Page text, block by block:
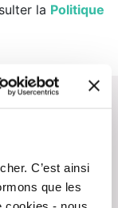
C’est ainsi
que les
cookies - nous
la Politique